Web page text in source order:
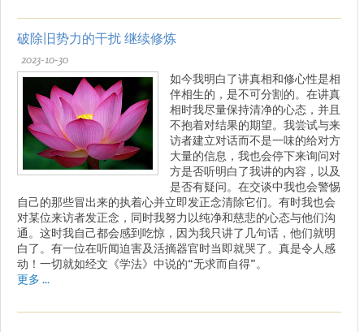
破除旧势力的干扰 继续修炼
2023-10-30
如今我明白了讲真相和修心性是相
伴相生的，是不可分割的。在讲真
相时我尽量保持清净的心态，并且
不抱着对结果的期望。我尝试与来
访者建立对话而不是一味的给对方
大量的信息，我也会停下来询问对
方是否听明白了我讲的内容，以及
是否有疑问。在交谈中我也会警惕
自己的那些冒出来的执着心并立即发正念清除它们。有时我也会
对某位来访者发正念，同时我努力以纯净和慈悲的心态与他们沟
通。这时我自己都会感到吃惊，因为我只讲了几句话，他们就明
白了。有一位在听闻迫害及活摘器官时当即就哭了。真是令人感
动！一切就如经文《学法》中说的“无求而自得”。
更多 ...